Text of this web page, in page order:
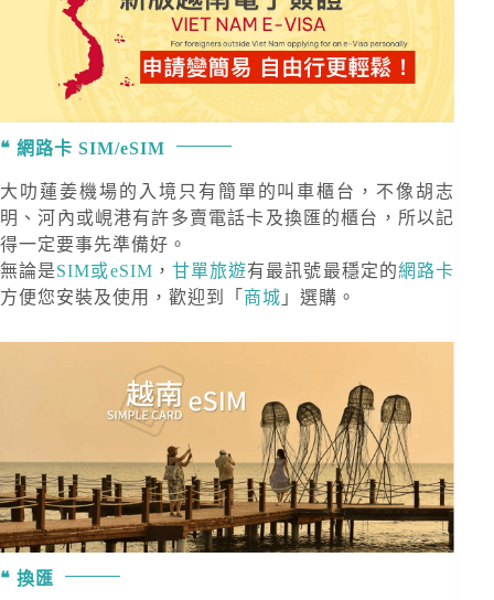
網路卡 SIM/eSIM
大叻蓮姜機場的入境只有簡單的叫車櫃台，不像胡志
明、河內或峴港有許多賣電話卡及換匯的櫃台，所以記
得一定要事先準備好。
無論是SIM或eSIM ， 甘單旅遊有最訊號最穩定的網路卡
方便您安裝及使用，歡迎到「 商城 」選購。
換匯